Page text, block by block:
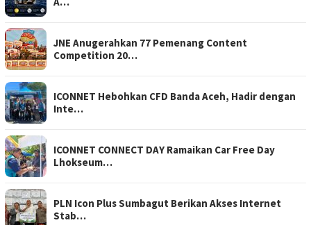
JNE Anugerahkan 77 Pemenang Content
Competition 20…
ICONNET Hebohkan CFD Banda Aceh, Hadir dengan
Inte…
ICONNET CONNECT DAY Ramaikan Car Free Day
Lhokseum…
PLN Icon Plus Sumbagut Berikan Akses Internet
Stab…